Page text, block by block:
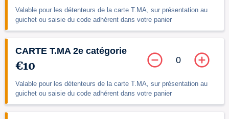
Valable pour les détenteurs de la carte T.MA, sur présentation au
guichet ou saisie du code adhérent dans votre panier
CARTE T.MA 2e catégorie
€10
Valable pour les détenteurs de la carte T.MA, sur présentation au
guichet ou saisie du code adhérent dans votre panier
0